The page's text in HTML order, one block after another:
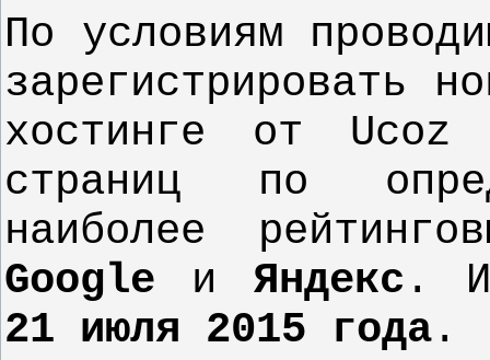
По условиям
зарегистрировать
хостинге от
страниц по
наиболее
Google и Яндекс .
21 июля 2015 года .